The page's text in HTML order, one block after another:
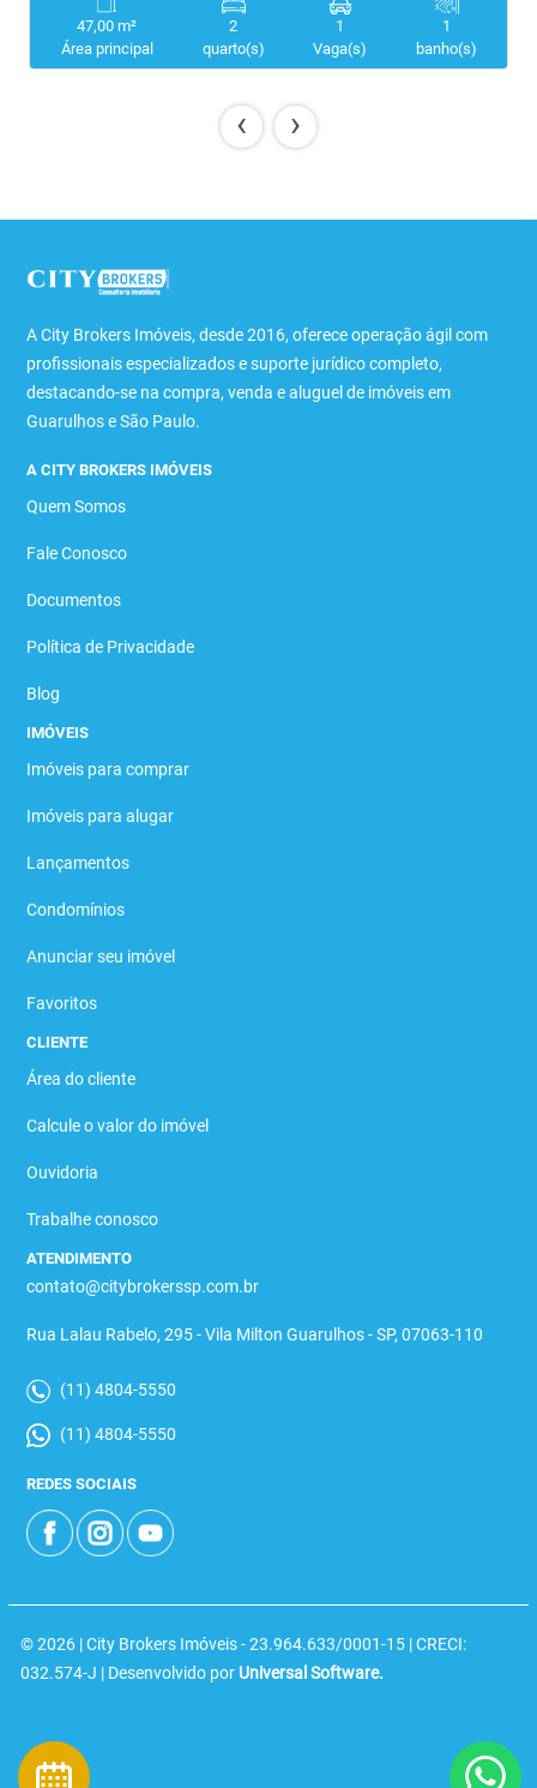
47,00 m²
Área principal
2
quarto(s)
1
Vaga(s)
1
banho(s)
‹ ›
A City Brokers Imóveis, desde 2016, oferece operação ágil com
profissionais especializados e suporte jurídico completo,
destacando-se na compra, venda e aluguel de imóveis em
Guarulhos e São Paulo.
A CITY BROKERS IMÓVEIS
Quem Somos
Fale Conosco
Documentos
Política de Privacidade
Blog
IMÓVEIS
Imóveis para comprar
Imóveis para alugar
Lançamentos
Condomínios
Anunciar seu imóvel
Favoritos
CLIENTE
Área do cliente
Calcule o valor do imóvel
Ouvidoria
Trabalhe conosco
ATENDIMENTO
contato@citybrokerssp.com.br
Rua Lalau Rabelo, 295 - Vila Milton Guarulhos - SP, 07063-110
(11) 4804-5550
(11) 4804-5550
REDES SOCIAIS
© 2026 | City Brokers Imóveis - 23.964.633/0001-15 | CRECI:
032.574-J | Desenvolvido por Universal Software.